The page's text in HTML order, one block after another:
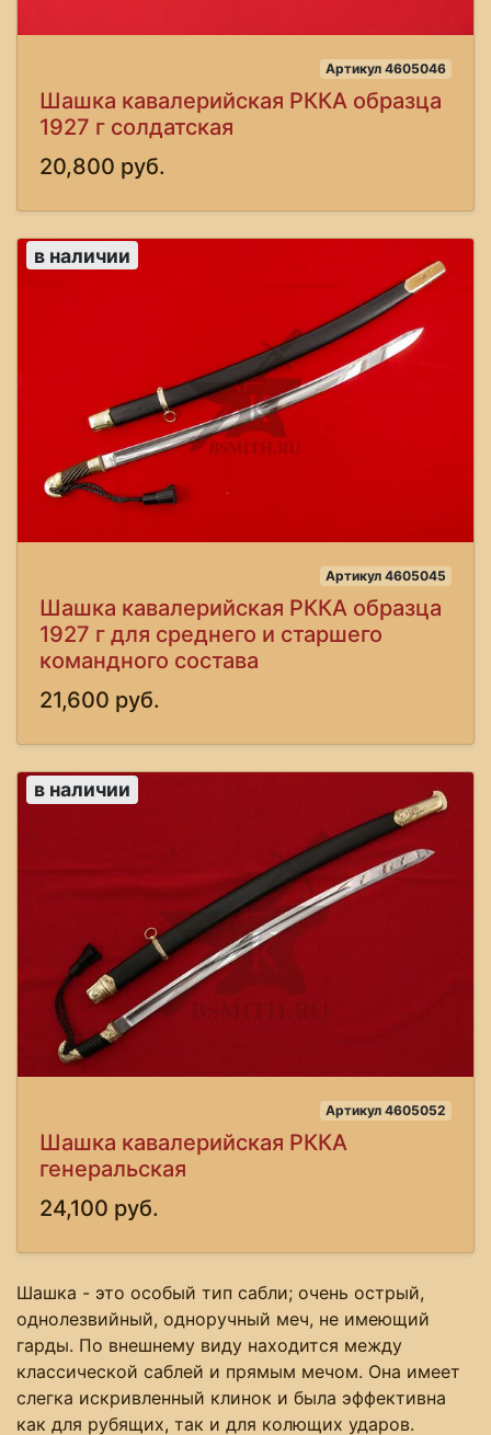
Артикул 4605046
Шашка кавалерийская РККА образца
1927 г солдатская
20,800 руб.
в наличии
Артикул 4605045
Шашка кавалерийская РККА образца
1927 г для среднего и старшего
командного состава
21,600 руб.
в наличии
Артикул 4605052
Шашка кавалерийская РККА
генеральская
24,100 руб.
Шашка - это особый тип сабли; очень острый,
однолезвийный, одноручный меч, не имеющий
гарды. По внешнему виду находится между
классической саблей и прямым мечом. Она имеет
слегка искривленный клинок и была эффективна
как для рубящих, так и для колющих ударов.